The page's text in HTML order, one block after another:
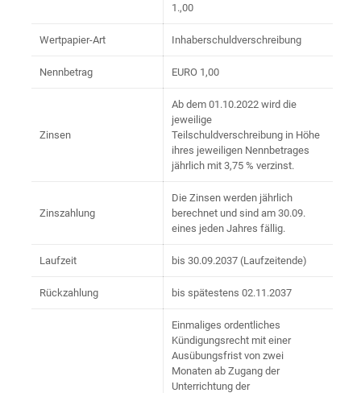
1.,00
Wertpapier-Art Inhaberschuldverschreibung
Nennbetrag EURO 1,00
Zinsen
Ab dem 01.10.2022 wird die
jeweilige
Teilschuldverschreibung in Höhe
ihres jeweiligen Nennbetrages
jährlich mit 3,75 % verzinst.
Zinszahlung
Die Zinsen werden jährlich
berechnet und sind am 30.09.
eines jeden Jahres fällig.
Laufzeit bis 30.09.2037 (Laufzeitende)
Rückzahlung bis spätestens 02.11.2037
Einmaliges ordentliches
Kündigungsrecht mit einer
Ausübungsfrist von zwei
Monaten ab Zugang der
Unterrichtung der